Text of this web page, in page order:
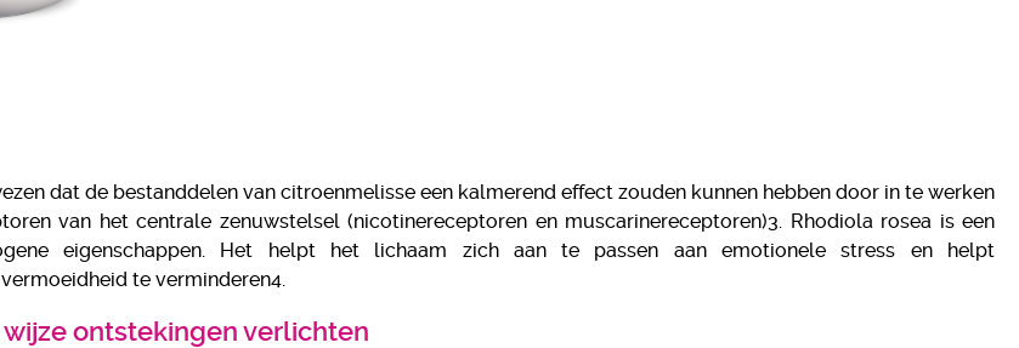
dat de bestanddelen van citroenmelisse een kalmerend effect zouden kunnen hebben door in te werken
van het centrale zenuwstelsel (nicotinereceptoren en muscarinereceptoren)3. Rhodiola rosea is een
eigenschappen. Het helpt het lichaam zich aan te passen aan emotionele stress en helpt
te verminderen4.
ontstekingen verlichten